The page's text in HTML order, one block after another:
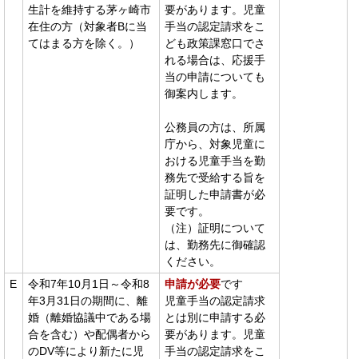
生計を維持する茅ヶ崎市
在住の方（対象者Bに当
てはまる方を除く。）
要があります。児童
手当の認定請求をこ
ども政策課窓口でさ
れる場合は、応援手
当の申請についても
御案内します。
公務員の方は、所属
庁から、対象児童に
おける児童手当を勤
務先で受給する旨を
証明した申請書が必
要です。
（注）証明について
は、勤務先に御確認
ください。
E
令和7年10月1日～令和8
年3月31日の期間に、離
婚（離婚協議中である場
合を含む）や配偶者から
のDV等により新たに児
申請が必要です
児童手当の認定請求
とは別に申請する必
要があります。児童
手当の認定請求をこ